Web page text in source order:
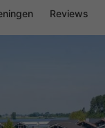
Reviews